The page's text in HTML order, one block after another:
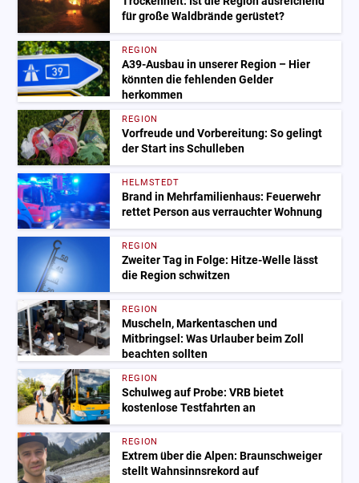
für große Waldbrände gerüstet?
REGION
A39-Ausbau in unserer Region – Hier
könnten die fehlenden Gelder
herkommen
REGION
Vorfreude und Vorbereitung: So gelingt
der Start ins Schulleben
HELMSTEDT
Brand in Mehrfamilienhaus: Feuerwehr
rettet Person aus verrauchter Wohnung
REGION
Zweiter Tag in Folge: Hitze-Welle lässt
die Region schwitzen
REGION
Muscheln, Markentaschen und
Mitbringsel: Was Urlauber beim Zoll
beachten sollten
REGION
Schulweg auf Probe: VRB bietet
kostenlose Testfahrten an
REGION
Extrem über die Alpen: Braunschweiger
stellt Wahnsinnsrekord auf